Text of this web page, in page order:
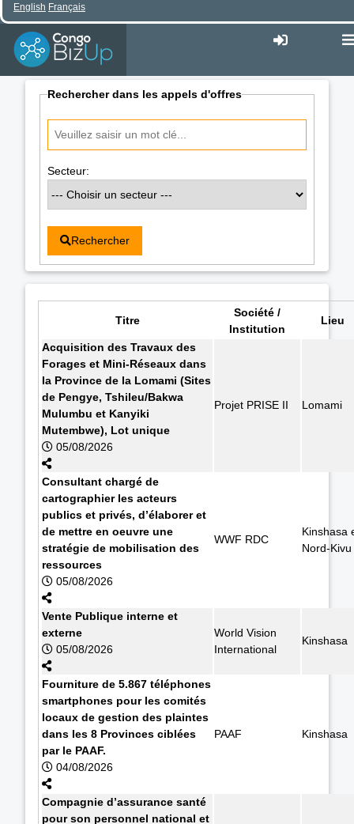
English Français
Rechercher dans les appels d'offres
Secteur:
Rechercher
Titre
Société /
Institution
Lieu
Acquisition des Travaux des
Forages et Mini-Réseaux dans
la Province de la Lomami (Sites
de Pengye, Tshileu/Bakwa
Mulumbu et Kanyiki
Mutembwe), Lot unique
05/08/2026
Projet PRISE II Lomami
Consultant chargé de
cartographier les acteurs
publics et privés, d’élaborer et
de mettre en oeuvre une
stratégie de mobilisation des
ressources
05/08/2026
WWF RDC
Kinshasa
Nord-Kivu
Vente Publique interne et
externe
05/08/2026
World Vision
International
Kinshasa
Fourniture de 5.867 téléphones
smartphones pour les comités
locaux de gestion des plaintes
dans les 8 Provinces ciblées
par le PAAF.
04/08/2026
PAAF Kinshasa
Compagnie d’assurance santé
pour son personnel national et